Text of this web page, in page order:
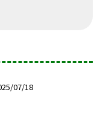
07/18